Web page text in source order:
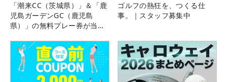
「潮来CC（茨城県）」＆「鹿
児島ガーデンGC（鹿児島
県）」の無料プレー券が当た
ゴルフの熱狂を、つくる仕
事。｜スタッフ募集中